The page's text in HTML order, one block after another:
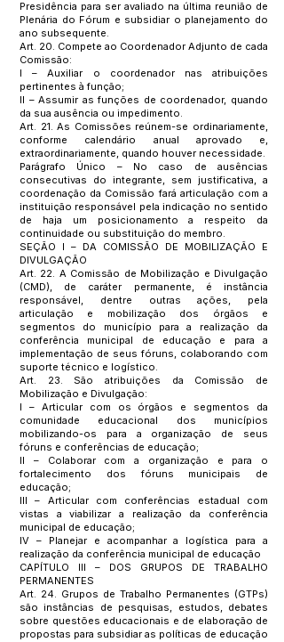
Presidência para ser avaliado na última reunião de
Plenária do Fórum e subsidiar o planejamento do
ano subsequente.
Art. 20. Compete ao Coordenador Adjunto de cada
Comissão:
I – Auxiliar o coordenador nas atribuições
pertinentes à função;
II – Assumir as funções de coordenador, quando
da sua ausência ou impedimento.
Art. 21. As Comissões reúnem-se ordinariamente,
conforme calendário anual aprovado e,
extraordinariamente, quando houver necessidade.
Parágrafo Único – No caso de ausências
consecutivas do integrante, sem justificativa, a
coordenação da Comissão fará articulação com a
instituição responsável pela indicação no sentido
de haja um posicionamento a respeito da
continuidade ou substituição do membro.
SEÇÃO I – DA COMISSÃO DE MOBILIZAÇÃO E
DIVULGAÇÃO
Art. 22. A Comissão de Mobilização e Divulgação
(CMD), de caráter permanente, é instância
responsável, dentre outras ações, pela
articulação e mobilização dos órgãos e
segmentos do município para a realização da
conferência municipal de educação e para a
implementação de seus fóruns, colaborando com
suporte técnico e logístico.
Art. 23. São atribuições da Comissão de
Mobilização e Divulgação:
I – Articular com os órgãos e segmentos da
comunidade educacional dos municípios
mobilizando-os para a organização de seus
fóruns e conferências de educação;
II – Colaborar com a organização e para o
fortalecimento dos fóruns municipais de
educação;
III – Articular com conferências estadual com
vistas a viabilizar a realização da conferência
municipal de educação;
IV – Planejar e acompanhar a logística para a
realização da conferência municipal de educação
CAPÍTULO III – DOS GRUPOS DE TRABALHO
PERMANENTES
Art. 24. Grupos de Trabalho Permanentes (GTPs)
são instâncias de pesquisas, estudos, debates
sobre questões educacionais e de elaboração de
propostas para subsidiar as políticas de educação